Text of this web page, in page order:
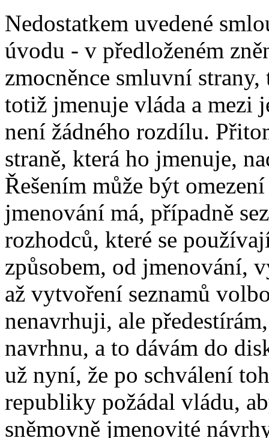
Nedostatkem uvedené
úvodu - v předloženém
zmocněnce smluvní
totiž jmenuje vláda a mezi
není žádného rozdílu.
straně, která ho jmenuje,
Řešením může být
jmenování má, případně
rozhodců, které se
způsobem, od jmenování,
až vytvoření seznamů
nenavrhuji, ale
navrhnu, a to dávám do
už nyní, že po schválení
republiky požádal vládu,
sněmovně jmenovité